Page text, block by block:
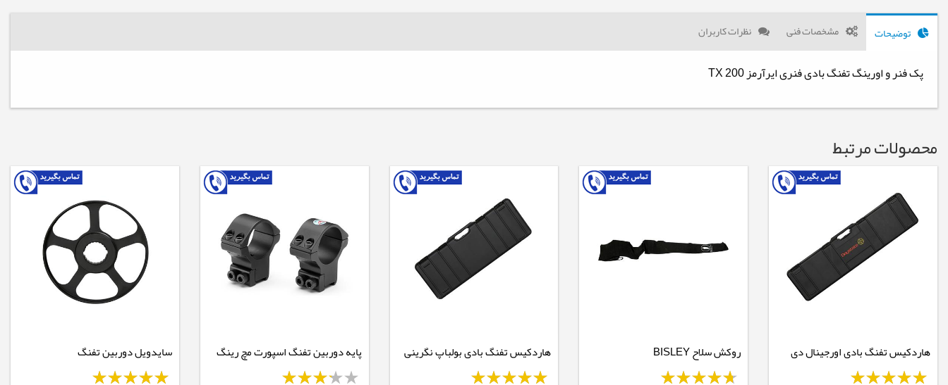
توضیحات مشخصات فنی نظرات کاربران
پک فنر و اورینگ تفنگ بادی فنری ایرآرمز TX 200
محصولات مرتبط
هاردکیس تفنگ بادی اورجینال دی
استیت
روکش سلاح BISLEY هاردکیس تفنگ بادی بولباپ نگرینی
پایه دوربین تفنگ اسپورت مچ رینگ
30 ریل 11 -متوسط
سایدویل دوربین تفنگ
نیکواسترلینگ قطر 15 سانتی متر